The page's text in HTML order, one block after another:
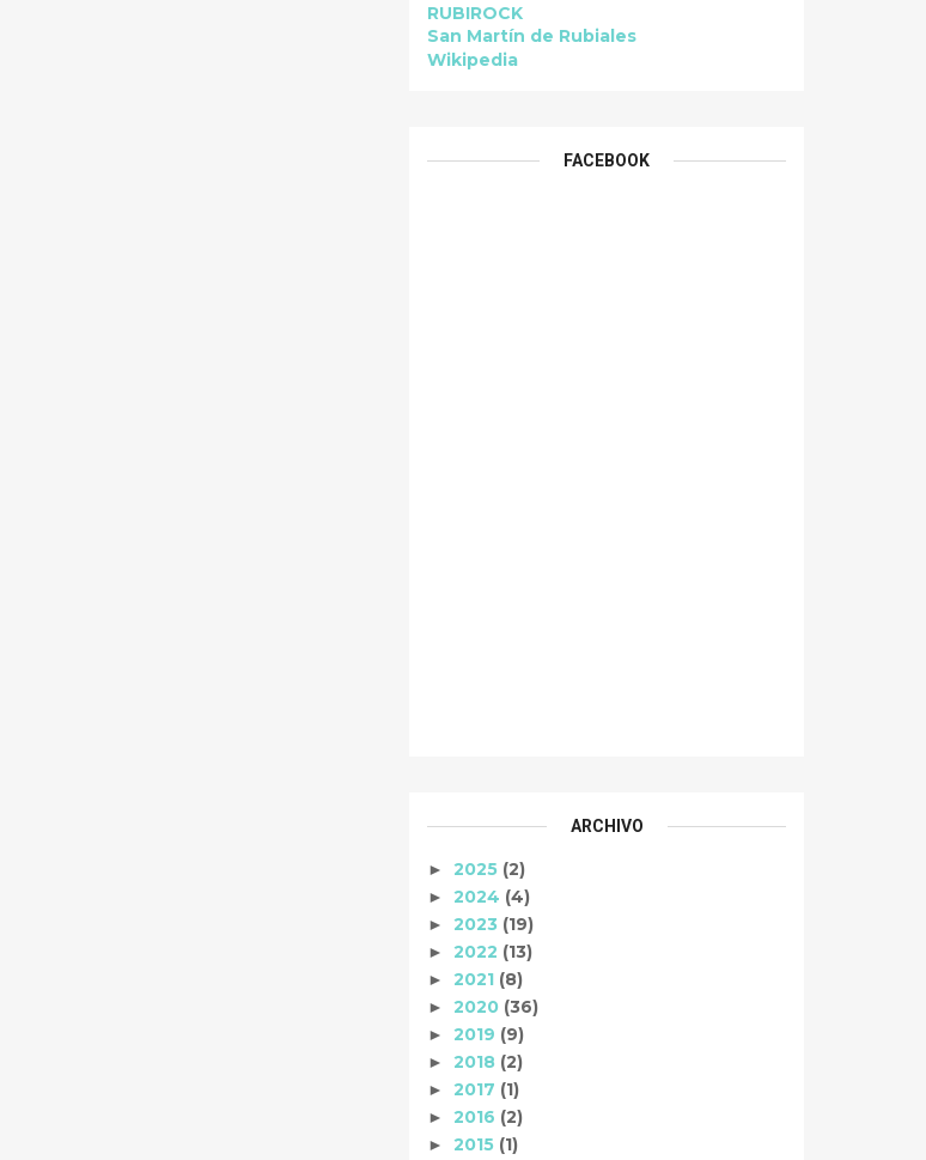
RUBIROCK
San Martín de Rubiales
Wikipedia
FACEBOOK
ARCHIVO
► 2025 (2)
► 2024 (4)
► 2023 (19)
► 2022 (13)
► 2021 (8)
► 2020 (36)
► 2019 (9)
► 2018 (2)
► 2017 (1)
► 2016 (2)
► 2015 (1)